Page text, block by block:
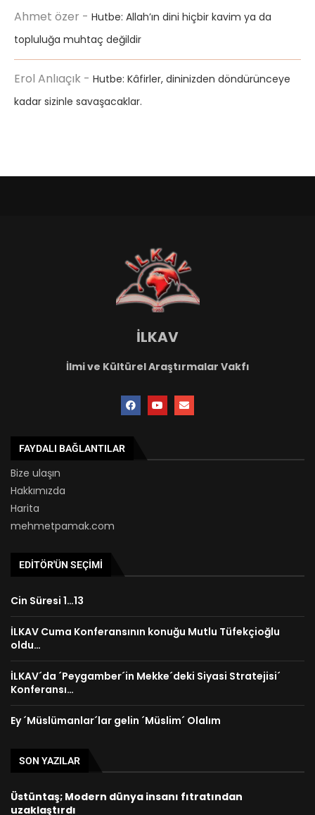
Ahmet özer - Hutbe: Allah’ın dini hiçbir kavim ya da
topluluğa muhtaç değildir
Erol Anlıaçık - Hutbe: Kâfirler, dininizden döndürünceye
kadar sizinle savaşacaklar.
İLKAV
İlmi ve Kültürel Araştırmalar Vakfı
FAYDALI BAĞLANTILAR
Bize ulaşın
Hakkımızda
Harita
mehmetpamak.com
EDITÖR'ÜN SEÇIMI
Cin Süresi 1…13
İLKAV Cuma Konferansının konuğu Mutlu Tüfekçioğlu
oldu…
İLKAV´da ´Peygamber´in Mekke´deki Siyasi Stratejisi´
Konferansı…
Ey ´Müslümanlar´lar gelin ´Müslim´ Olalım
SON YAZILAR
Üstüntaş; Modern dünya insanı fıtratından
uzaklaştırdı